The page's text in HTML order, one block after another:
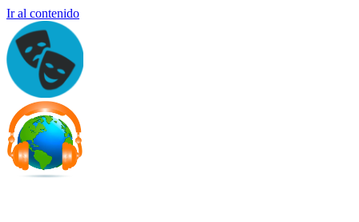
Ir al contenido